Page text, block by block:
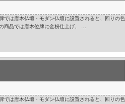
では唐木仏壇・モダン仏壇に設置されると、回りの色
商品では唐木位牌に金粉仕上げ、 …
では唐木仏壇・モダン仏壇に設置されると、回りの色